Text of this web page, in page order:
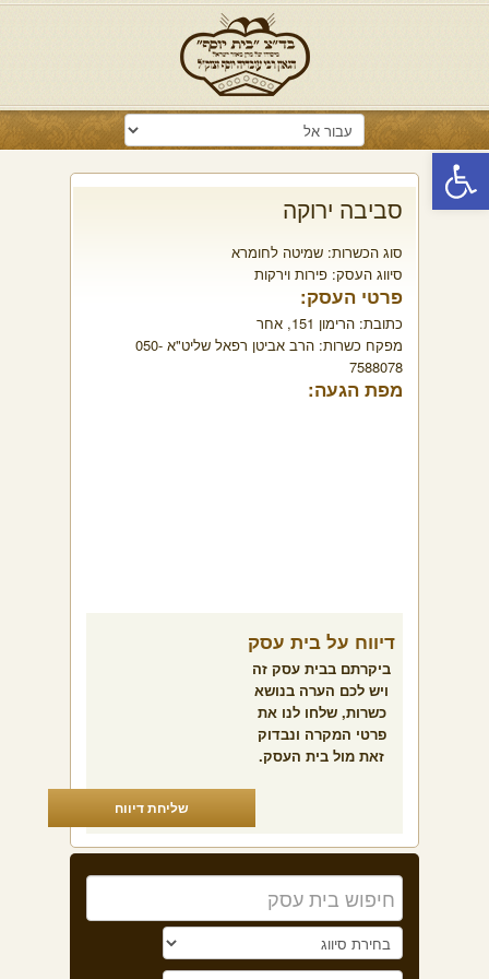
פתח סרגל נגישות
סביבה ירוקה
סוג הכשרות: שמיטה לחומרא
סיווג העסק: פירות וירקות
פרטי העסק:
כתובת: הרימון 151, אחר
מפקח כשרות:
הרב אביטן רפאל שליט"א 050-
7588078
מפת הגעה:
דיווח על בית עסק
ביקרתם בבית עסק זה
ויש לכם הערה בנושא
כשרות, שלחו לנו את
פרטי המקרה ונבדוק
זאת מול בית העסק.
שליחת דיווח